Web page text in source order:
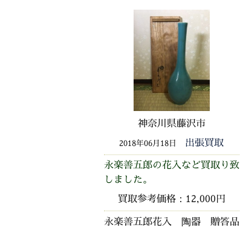
神奈川県藤沢市
2018年06月18日
出張買取
永楽善五郎の花入など買取り致
しました。
買取参考価格：12,000円
永楽善五郎花入 陶器 贈答品